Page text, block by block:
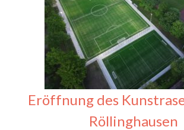
Eröffnung des
Röllinghausen